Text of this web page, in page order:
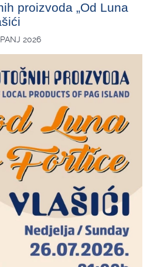
proizvoda „Od Luna
2026